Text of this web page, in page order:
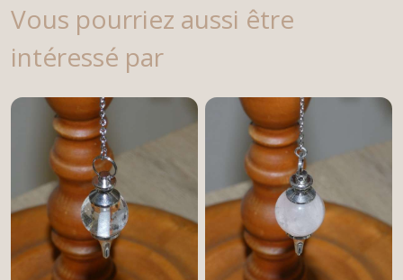
Vous pourriez aussi être
intéressé par